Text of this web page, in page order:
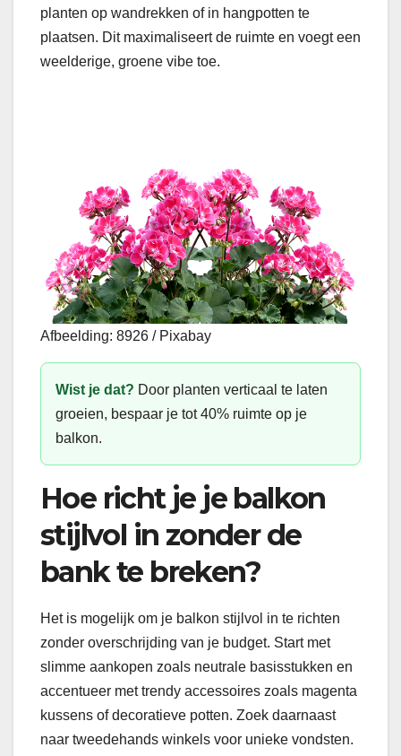
planten op wandrekken of in hangpotten te
plaatsen. Dit maximaliseert de ruimte en voegt een
weelderige, groene vibe toe.
Afbeelding: 8926 / Pixabay
Wist je dat? Door planten verticaal te laten
groeien, bespaar je tot 40% ruimte op je
balkon.
Hoe richt je je balkon
stijlvol in zonder de
bank te breken?
Het is mogelijk om je balkon stijlvol in te richten
zonder overschrijding van je budget. Start met
slimme aankopen zoals neutrale basisstukken en
accentueer met trendy accessoires zoals magenta
kussens of decoratieve potten. Zoek daarnaast
naar tweedehands winkels voor unieke vondsten.